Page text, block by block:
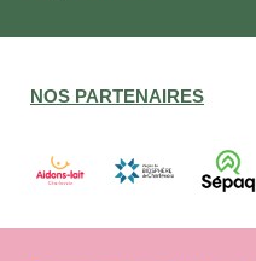
NOS PARTENAIRES